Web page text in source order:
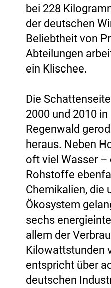
bei 228
der deutschen
Beliebtheit von
Abteilungen
ein Klischee.
Die
2000 und 2010
Regenwald
heraus. Neben
oft viel Wasser –
Rohstoffe
Chemikalien, die
Ökosystem
sechs
allem der
Kilowattstunden
entspricht über
deutschen